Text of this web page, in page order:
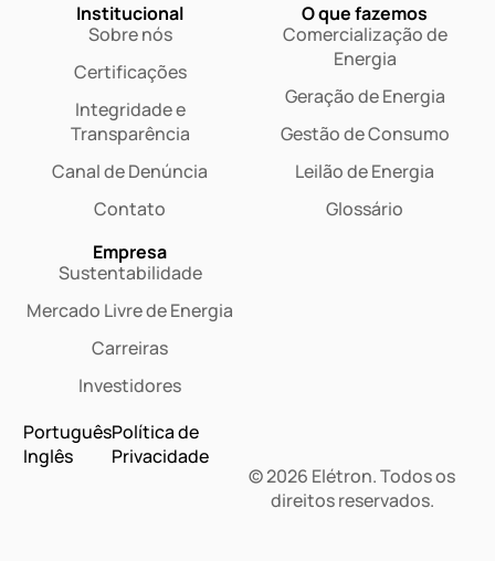
Institucional
Sobre nós
Certificações
Integridade e
Transparência
Canal de Denúncia
Contato
O que fazemos
Comercialização de
Energia
Geração de Energia
Gestão de Consumo
Leilão de Energia
Glossário
Empresa
Sustentabilidade
Mercado Livre de Energia
Carreiras
Investidores
Português
Inglês
© 2026 Elétron. Todos os
direitos reservados.
Política de
Privacidade
Dashboard